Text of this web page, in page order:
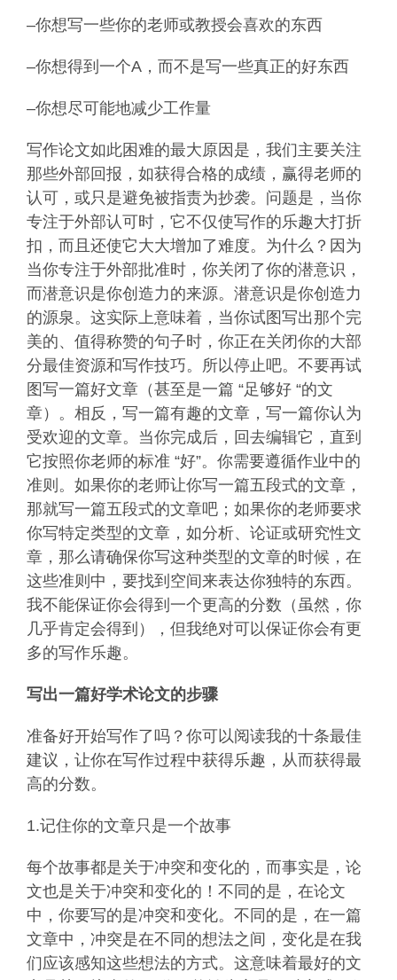
–你想写一些你的老师或教授会喜欢的东西
–你想得到一个A，而不是写一些真正的好东西
–你想尽可能地减少工作量
写作论文如此困难的最大原因是，我们主要关注
那些外部回报，如获得合格的成绩，赢得老师的
认可，或只是避免被指责为抄袭。问题是，当你
专注于外部认可时，它不仅使写作的乐趣大打折
扣，而且还使它大大增加了难度。为什么？因为
当你专注于外部批准时，你关闭了你的潜意识，
而潜意识是你创造力的来源。潜意识是你创造力
的源泉。这实际上意味着，当你试图写出那个完
美的、值得称赞的句子时，你正在关闭你的大部
分最佳资源和写作技巧。所以停止吧。不要再试
图写一篇好文章（甚至是一篇 “足够好 “的文
章）。相反，写一篇有趣的文章，写一篇你认为
受欢迎的文章。当你完成后，回去编辑它，直到
它按照你老师的标准 “好”。你需要遵循作业中的
准则。如果你的老师让你写一篇五段式的文章，
那就写一篇五段式的文章吧；如果你的老师要求
你写特定类型的文章，如分析、论证或研究性文
章，那么请确保你写这种类型的文章的时候，在
这些准则中，要找到空间来表达你独特的东西。
我不能保证你会得到一个更高的分数（虽然，你
几乎肯定会得到），但我绝对可以保证你会有更
多的写作乐趣。
写出一篇好学术论文的步骤
准备好开始写作了吗？你可以阅读我的十条最佳
建议，让你在写作过程中获得乐趣，从而获得最
高的分数。
1.记住你的文章只是一个故事
每个故事都是关于冲突和变化的，而事实是，论
文也是关于冲突和变化的！不同的是，在论文
中，你要写的是冲突和变化。不同的是，在一篇
文章中，冲突是在不同的想法之间，变化是在我
们应该感知这些想法的方式。这意味着最好的文